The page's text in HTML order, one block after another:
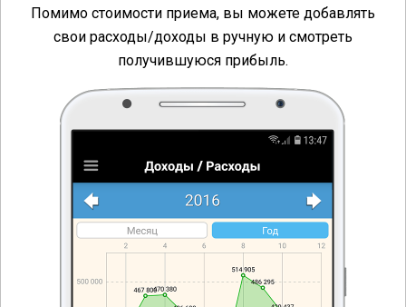
Помимо стоимости приема, вы можете добавлять
свои расходы/доходы в ручную и смотреть
получившуюся прибыль.